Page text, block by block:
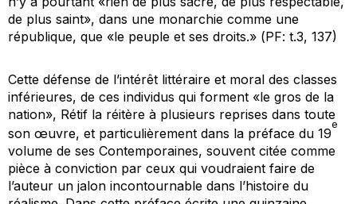
de plus saint», dans une monarchie comme une
république, que «le peuple et ses droits.» (PF: t.3, 137)
Cette défense de l’intérêt littéraire et moral des classes
inférieures, de ces individus qui forment «le gros de la
nation», Rétif la réitère à plusieurs reprises dans toute
son œuvre, et particulièrement dans la préface du 19
e
volume de ses Contemporaines, souvent citée comme
pièce à conviction par ceux qui voudraient faire de
l’auteur un jalon incontournable dans l’histoire du